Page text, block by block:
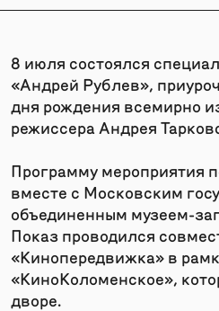
8 июля состоялся
«Андрей Рублев»,
дня рождения всемирно
режиссера Андрея
Программу мероприятия
вместе с Московским
объединенным музеем-
Показ проводился
«Кинопередвижка» в
«КиноКоломенское»,
дворе.